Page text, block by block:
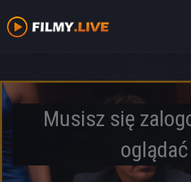
Musisz się
oglądać